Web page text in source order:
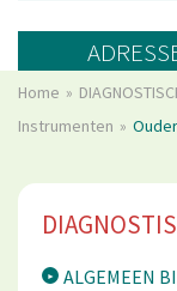
Home
Instrumenten
ALGEMEEN